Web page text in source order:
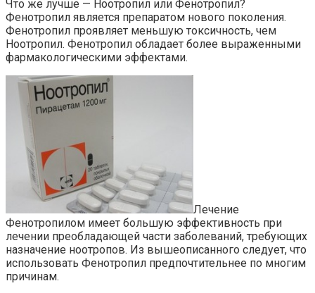
Что же лучше — Ноотропил или Фенотропил?
Фенотропил является препаратом нового поколения.
Фенотропил проявляет меньшую токсичность, чем
Ноотропил. Фенотропил обладает более выраженными
фармакологическими эффектами.
Лечение
Фенотропилом имеет большую эффективность при
лечении преобладающей части заболеваний, требующих
назначение ноотропов. Из вышеописанного следует, что
использовать Фенотропил предпочтительнее по многим
причинам.